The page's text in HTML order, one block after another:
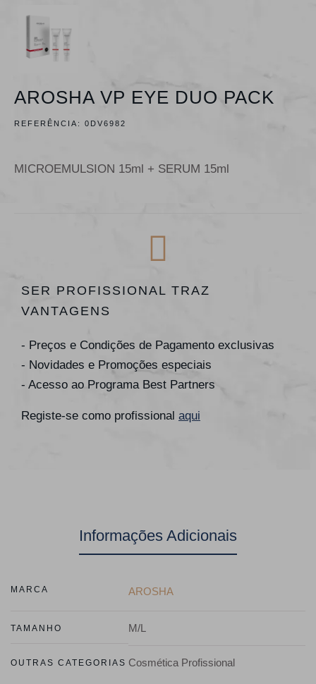
AROSHA VP EYE DUO PACK
REFERÊNCIA: 0DV6982
MICROEMULSION 15ml + SERUM 15ml
SER PROFISSIONAL TRAZ
VANTAGENS
- Preços e Condições de Pagamento exclusivas
- Novidades e Promoções especiais
- Acesso ao Programa Best Partners
Registe-se como profissional aqui
Informações Adicionais
MARCA AROSHA
TAMANHO M/L
OUTRAS CATEGORIAS Cosmética Profissional